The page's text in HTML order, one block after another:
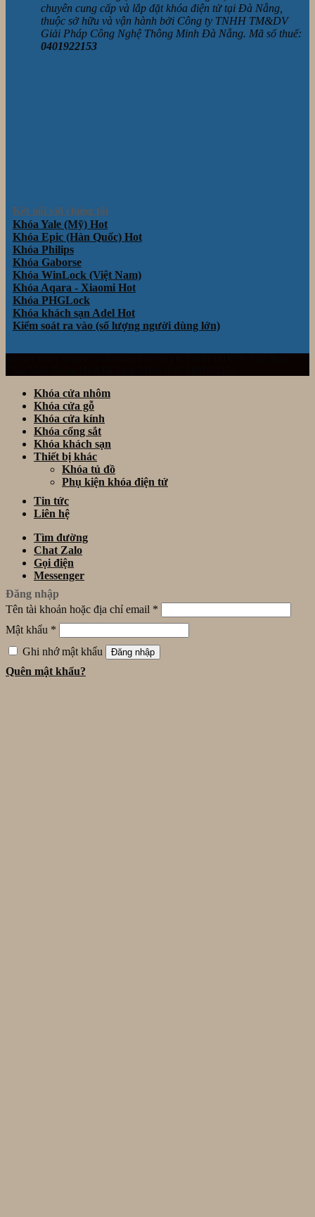
chuyên cung cấp và lắp đặt khóa điện tử tại Đà Nẵng,
thuộc sở hữu và vận hành bởi Công ty TNHH TM&DV
Giải Pháp Công Nghệ Thông Minh Đà Nẵng. Mã số thuế:
0401922153
Kết nối với chúng tôi
Khóa Yale (Mỹ)
Khóa Epic (Hàn Quốc)
Khóa Philips
Khóa Gaborse
Khóa WinLock (Việt Nam)
Khóa Aqara - Xiaomi
Khóa PHGLock
Khóa khách sạn Adel
Kiểm soát ra vào (số lượng người dùng lớn)
Khóa cửa nhôm
Khóa cửa gỗ
Khóa cửa kính
Khóa cổng sắt
Khóa khách sạn
Thiết bị khác
Khóa tủ đồ
Phụ kiện khóa điện tử
Tin tức
Liên hệ
Tìm đường
Chat Zalo
Gọi điện
Messenger
Đăng nhập
Tên tài khoản hoặc địa chỉ email *
Mật khẩu *
Ghi nhớ mật khẩu
Đăng nhập
Quên mật khẩu?